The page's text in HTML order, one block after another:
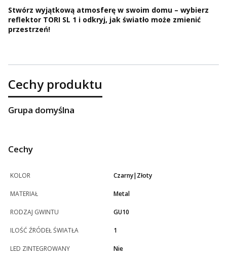
Stwórz wyjątkową atmosferę w swoim domu – wybierz
reflektor TORI SL 1 i odkryj, jak światło może zmienić
przestrzeń!
Cechy produktu
Grupa domyślna
Cechy
KOLOR Czarny|Złoty
MATERIAŁ Metal
RODZAJ GWINTU GU10
ILOŚĆ ŹRÓDEŁ ŚWIATŁA 1
LED ZINTEGROWANY Nie